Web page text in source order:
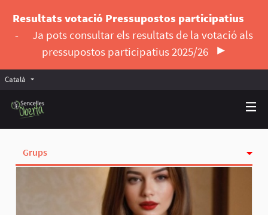
Resultats votació Pressupostos participatius
-
Ja pots consultar els resultats de la votació als
pressupostos participatius 2025/26
Català Triar la llengua
Grups